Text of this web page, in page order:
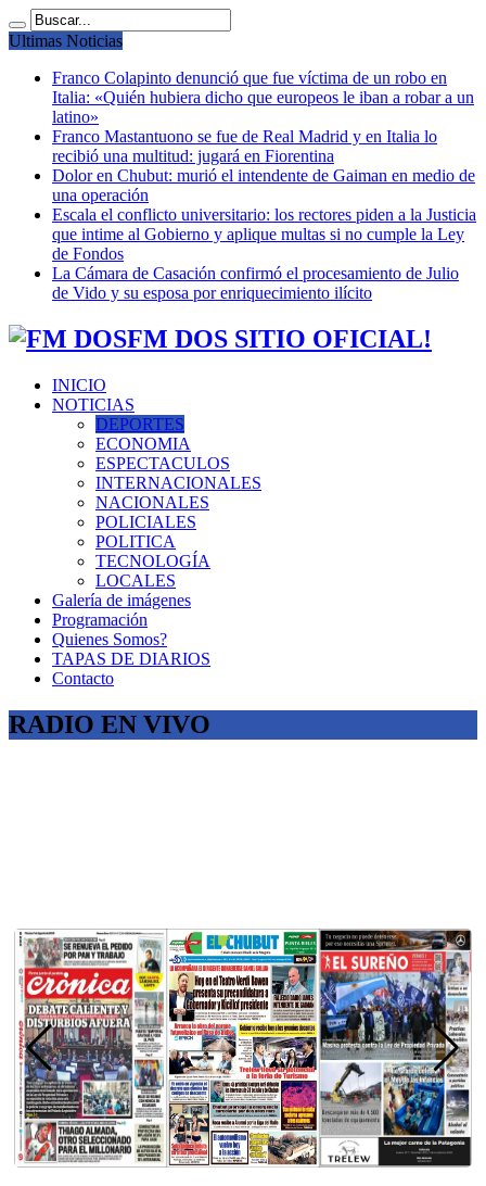
Ultimas Noticias
Franco Colapinto denunció que fue víctima de un robo en
Italia: «Quién hubiera dicho que europeos le iban a robar a un
latino»
Franco Mastantuono se fue de Real Madrid y en Italia lo
recibió una multitud: jugará en Fiorentina
Dolor en Chubut: murió el intendente de Gaiman en medio de
una operación
Escala el conflicto universitario: los rectores piden a la Justicia
que intime al Gobierno y aplique multas si no cumple la Ley
de Fondos
La Cámara de Casación confirmó el procesamiento de Julio
de Vido y su esposa por enriquecimiento ilícito
FM DOS SITIO OFICIAL!
INICIO
NOTICIAS
DEPORTES
ECONOMIA
ESPECTACULOS
INTERNACIONALES
NACIONALES
POLICIALES
POLITICA
TECNOLOGÍA
LOCALES
Galería de imágenes
Programación
Quienes Somos?
TAPAS DE DIARIOS
Contacto
RADIO EN VIVO